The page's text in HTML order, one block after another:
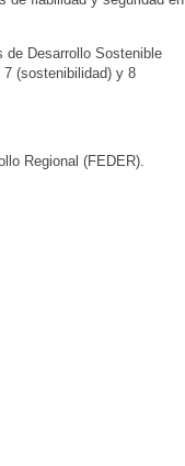
de Desarrollo Sostenible
(sostenibilidad) y 8
Regional (FEDER).